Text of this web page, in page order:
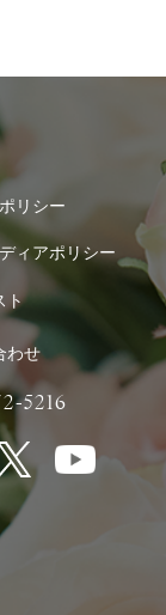
リシー
ィアポリシー
ト
わせ
5216